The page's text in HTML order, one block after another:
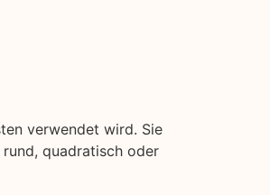
verwendet wird. Sie
quadratisch oder